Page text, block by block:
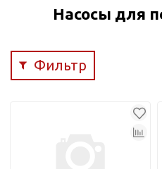
Насосы для
Фильтр